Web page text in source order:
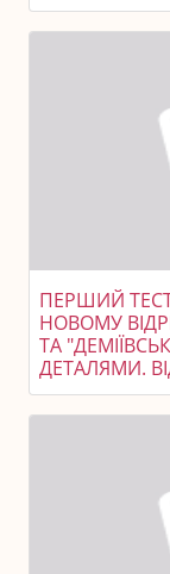
ПЕРШИЙ
НОВОМУ
ТА
ДЕТАЛЯМИ.